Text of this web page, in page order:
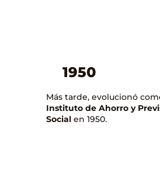
1950
Más tarde, evolucionó
Instituto de Ahorro y
Social en 1950.